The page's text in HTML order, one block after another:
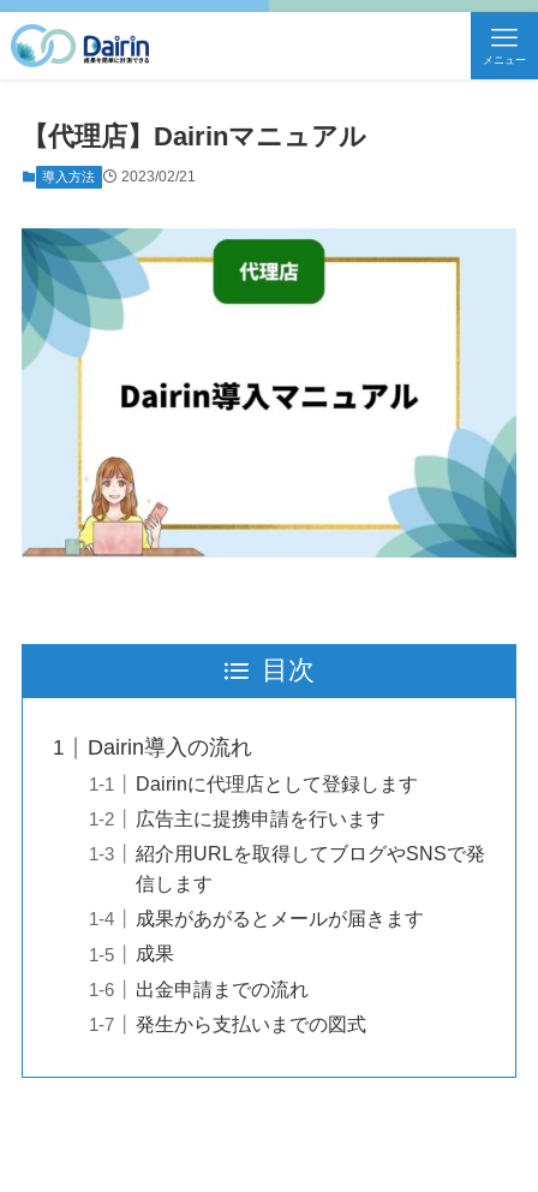
メニュー
【代理店】Dairinマニュアル
導入方法 2023/02/21
目次
Dairin導入の流れ
Dairinに代理店として登録します
広告主に提携申請を行います
紹介用URLを取得してブログやSNSで発
信します
成果があがるとメールが届きます
成果
出金申請までの流れ
発生から支払いまでの図式